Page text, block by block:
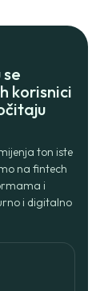
korisnici
ton iste
na fintech
i
i digitalno